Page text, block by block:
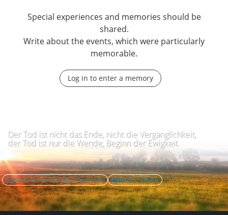
Special experiences and memories should be
shared.
Write about the events, which were particularly
memorable.
Log in to enter a memory
Der Tod ist nicht das Ende, nicht die Vergänglichkeit,
der Tod ist nur die Wende, Beginn der Ewigkeit.
Kontakt zum Verlag aufnehmen Report abuse